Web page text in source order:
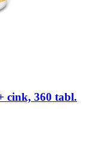
cink, 360 tabl.